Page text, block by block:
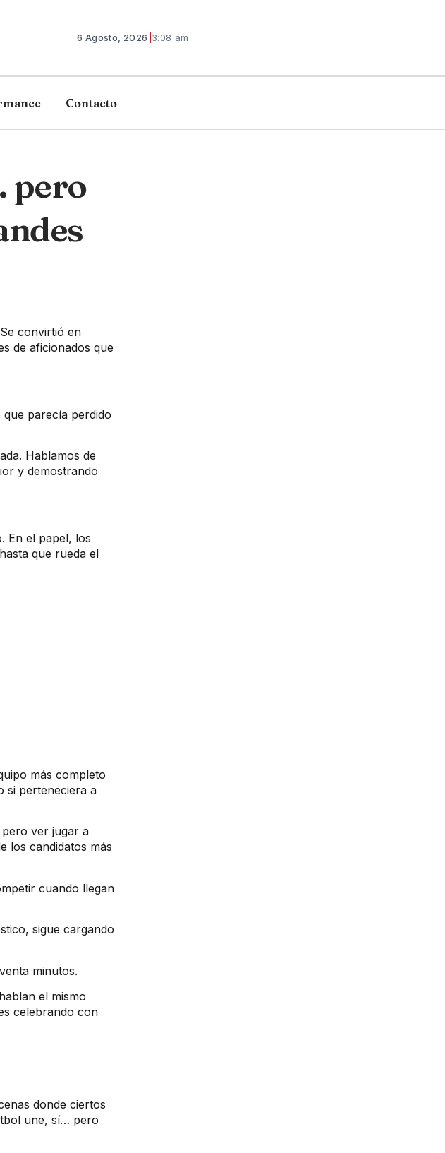
6 Agosto, 2026 3:08 am
Contacto
pero
convirtió en
de aficionados que
parecía perdido
Hablamos de
y demostrando
En el papel, los
que rueda el
más completo
si perteneciera a
ver jugar a
los candidatos más
cuando llegan
sigue cargando
minutos.
el mismo
celebrando con
donde ciertos
une, sí… pero